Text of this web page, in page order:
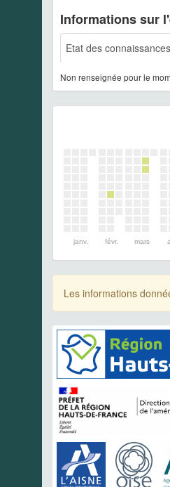
Informations sur
Etat des connaissances
Non renseignée pour le
janv. févr. mars
Les informations